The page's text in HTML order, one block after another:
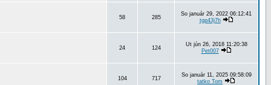
58 285
So január 29, 2022 06:12:41
tgp43j7h
24 124
Ut jún 26, 2018 11:20:38
Pet007
104 717
So január 11, 2025 09:58:09
tatko Tom